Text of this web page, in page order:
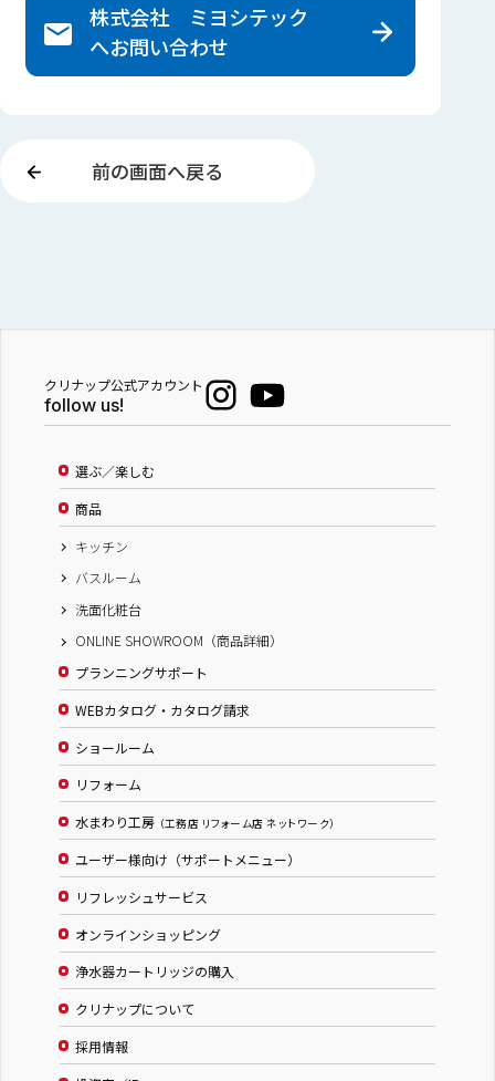
株式会社 ミヨシテック
へお問い合わせ
前の画面へ戻る
クリナップ公式アカウント
follow us!
選ぶ／楽しむ
商品
キッチン
バスルーム
洗面化粧台
ONLINE SHOWROOM（商品詳細）
プランニングサポート
WEBカタログ・カタログ請求
ショールーム
リフォーム
水まわり工房 （工務店 リフォーム店 ネットワーク）
ユーザー様向け（サポートメニュー）
リフレッシュサービス
オンラインショッピング
浄水器カートリッジの購入
クリナップについて
採用情報